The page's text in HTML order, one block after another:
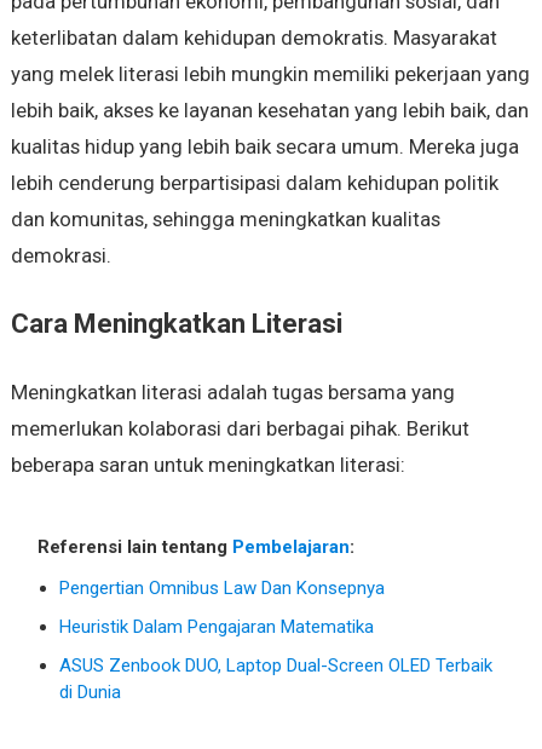
keterlibatan dalam kehidupan demokratis. Masyarakat
yang melek literasi lebih mungkin memiliki pekerjaan yang
lebih baik, akses ke layanan kesehatan yang lebih baik, dan
kualitas hidup yang lebih baik secara umum. Mereka juga
lebih cenderung berpartisipasi dalam kehidupan politik
dan komunitas, sehingga meningkatkan kualitas
demokrasi.
Cara Meningkatkan Literasi
Meningkatkan literasi adalah tugas bersama yang
memerlukan kolaborasi dari berbagai pihak. Berikut
beberapa saran untuk meningkatkan literasi:
Referensi lain tentang Pembelajaran:
Pengertian Omnibus Law Dan Konsepnya
Heuristik Dalam Pengajaran Matematika
ASUS Zenbook DUO, Laptop Dual-Screen OLED Terbaik
di Dunia